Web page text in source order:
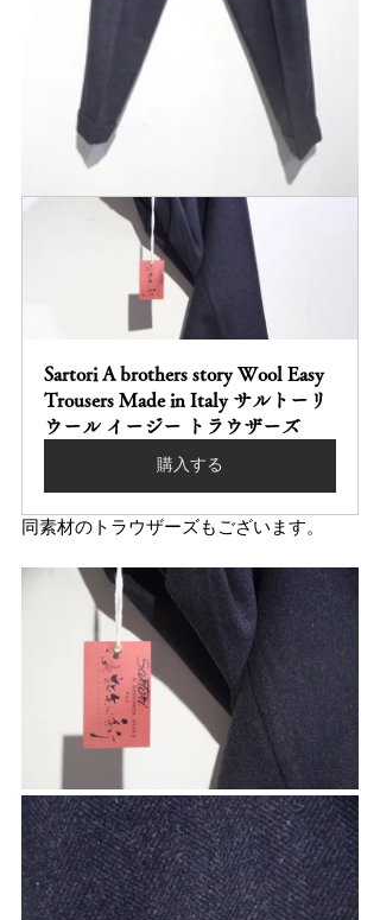
Sartori A brothers story Wool Easy
Trousers Made in Italy サルトーリ
ウール イージー トラウザーズ
購入する
同素材のトラウザーズもございます。